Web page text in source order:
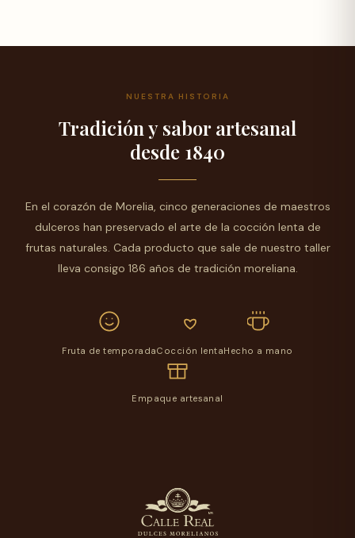
NUESTRA HISTORIA
Tradición y sabor artesanal
desde 1840
En el corazón de Morelia, cinco generaciones de maestros
dulceros han preservado el arte de la cocción lenta de
frutas naturales. Cada producto que sale de nuestro taller
lleva consigo 186 años de tradición moreliana.
Fruta de temporadaCocción lentaHecho a mano
Empaque artesanal